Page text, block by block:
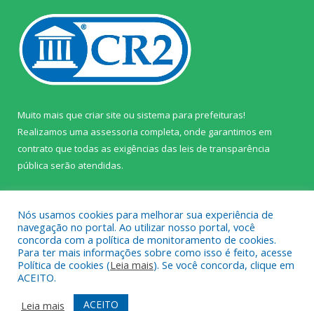
Muito mais que criar site ou sistema para prefeituras!
Realizamos uma assessoria completa, onde garantimos em
contrato que todas as exigências das leis de transparência
pública serão atendidas.
Todos os direitos reservados a Câmara Municipal de Prainha.
Mapa do Site
Acessar Área Administrativa
Nós usamos cookies para melhorar sua experiência de
navegação no portal. Ao utilizar nosso portal, você
concorda com a política de monitoramento de cookies.
Para ter mais informações sobre como isso é feito, acesse
Política de cookies (Leia mais). Se você concorda, clique em
ACEITO.
Leia mais
ACEITO